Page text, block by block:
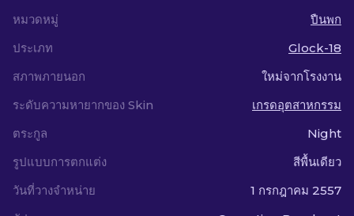
หมวดหมู่
ปืนพก
ประเภท
Glock-18
สภาพภายนอก
ใหม่จากโรงงาน
ระดับความหายากของ Skin
เกรดอุตสาหกรรม
ตระกูล
Night
รูปแบบการตกแต่ง
สีพื้นเดียว
วันที่วางจำหน่าย
1 กรกฎาคม 2557